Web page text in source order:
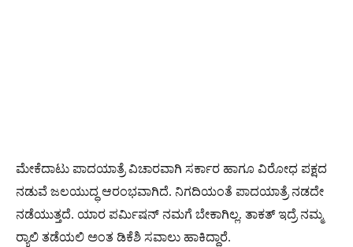
ಮೇಕೆದಾಟು ಪಾದಯಾತ್ರೆ ವಿಚಾರವಾಗಿ ಸರ್ಕಾರ ಹಾಗೂ ವಿರೋಧ ಪಕ್ಷದ
ನಡುವೆ ಜಲಯುದ್ಧ ಆರಂಭವಾಗಿದೆ. ನಿಗದಿಯಂತೆ ಪಾದಯಾತ್ರೆ ನಡದೇ
ನಡೆಯುತ್ತದೆ. ಯಾರ ಪರ್ಮಿಷನ್ ನಮಗೆ ಬೇಕಾಗಿಲ್ಲ. ತಾಕತ್ ಇದ್ರೆ ನಮ್ಮ
ರ‍್ಯಾಲಿ ತಡೆಯಲಿ ಅಂತ ಡಿಕೆಶಿ ಸವಾಲು ಹಾಕಿದ್ದಾರೆ.